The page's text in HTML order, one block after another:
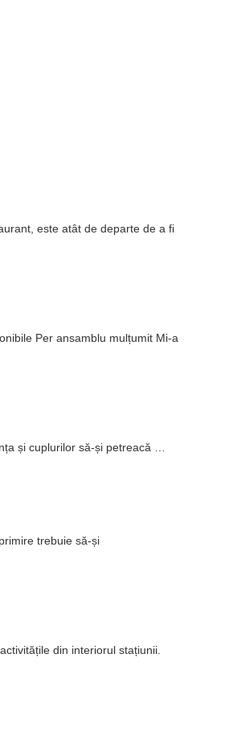
este atât de departe de a fi
Per ansamblu mulțumit Mi-a
și cuplurilor să-și petreacă …
trebuie să-și
din interiorul stațiunii.